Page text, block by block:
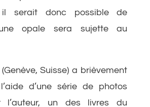
il serait donc possible de
opale sera sujette au
(Genève, Suisse) a brièvement
d’une série de photos
l’auteur, un des livres du